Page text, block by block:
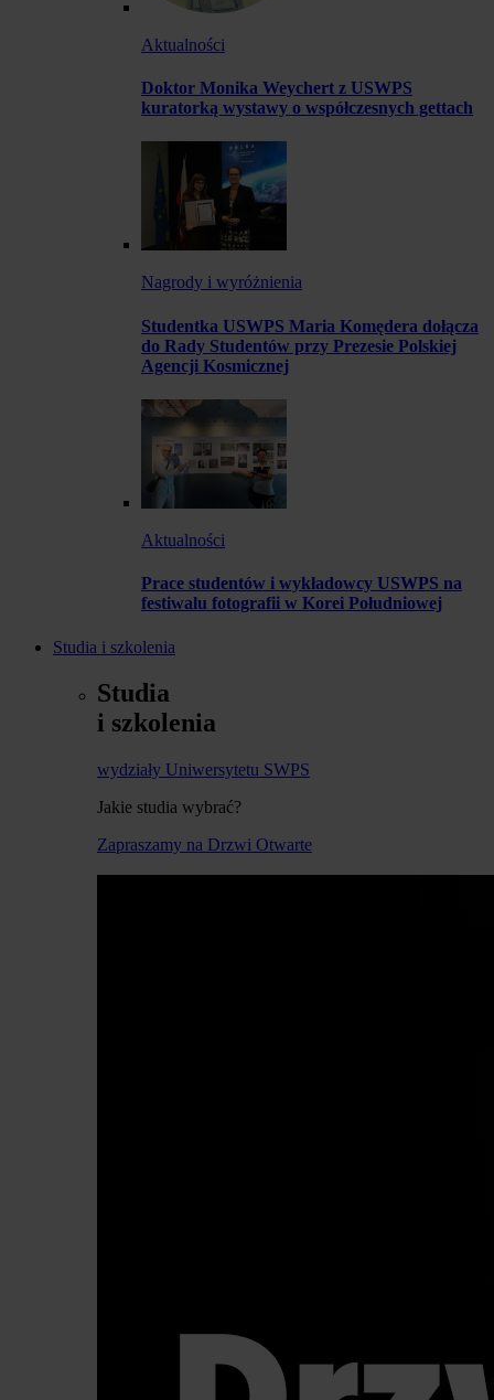
Aktualności
Doktor Monika Weychert z USWPS
kuratorką wystawy o współczesnych gettach
Nagrody i wyróżnienia
Studentka USWPS Maria Komędera dołącza
do Rady Studentów przy Prezesie Polskiej
Agencji Kosmicznej
Aktualności
Prace studentów i wykładowcy USWPS na
festiwalu fotografii w Korei Południowej
Studia i szkolenia
Studia
i szkolenia
wydziały Uniwersytetu SWPS
Jakie studia wybrać?
Zapraszamy na Drzwi Otwarte